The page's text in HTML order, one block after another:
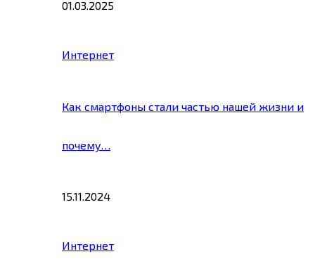
01.03.2025
Интернет
Как смартфоны стали частью нашей жизни и
почему…
15.11.2024
Интернет